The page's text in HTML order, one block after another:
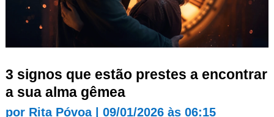
3 signos que estão prestes a encontrar
a sua alma gêmea
por Rita Póvoa| 09/01/2026 às 06:15